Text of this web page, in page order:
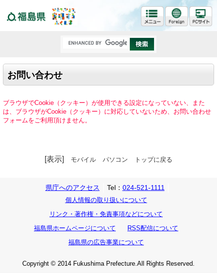
お問い合わせ
ブラウザでCookie（クッキー）が使用できる設定になっていない、また
は、ブラウザがCookie（クッキー）に対応していないため、お問い合わせ
フォームをご利用頂けません。
[表示] モバイル パソコン トップに戻る
県庁へのアクセス Tel： 024-521-1111
個人情報の取り扱いについて
リンク・著作権・免責事項などについて
福島県ホームページについて
RSS配信について
福島県の広告事業について
Copyright © 2014 Fukushima Prefecture.All Rights Reserved.